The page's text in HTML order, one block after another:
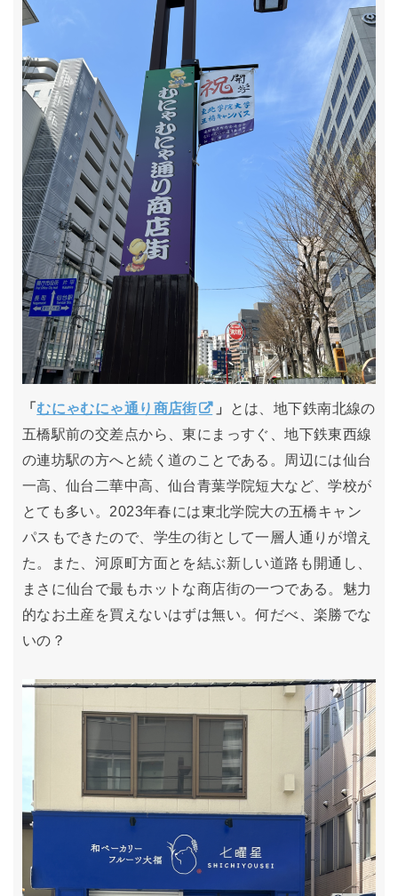
「むにゃむにゃ通り商店街 」
とは、地下鉄南北線の
五橋駅前の交差点から、東にまっすぐ、地下鉄東西線
の連坊駅の方へと続く道のことである。周辺には仙台
一高、仙台二華中高、仙台青葉学院短大など、学校が
とても多い。2023年春には東北学院大の五橋キャン
パスもできたので、学生の街として一層人通りが増え
た。また、河原町方面とを結ぶ新しい道路も開通し、
まさに仙台で最もホットな商店街の一つである。魅力
的なお土産を買えないはずは無い。何だべ、楽勝でな
いの？